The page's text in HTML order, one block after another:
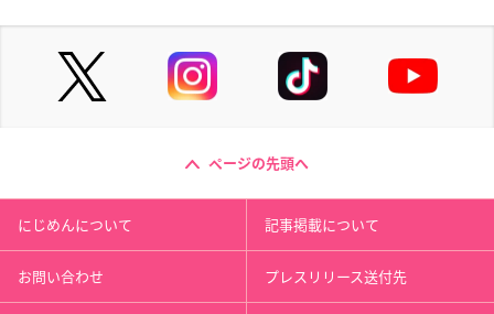
ページの先頭へ
にじめんについて 記事掲載について
お問い合わせ プレスリリース送付先